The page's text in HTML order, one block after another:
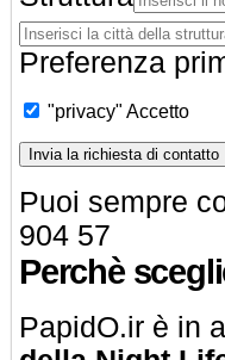
Preferenza
"privacy" Accetto
Puoi sempre
904 57
Perchè
PapidO.ir è in